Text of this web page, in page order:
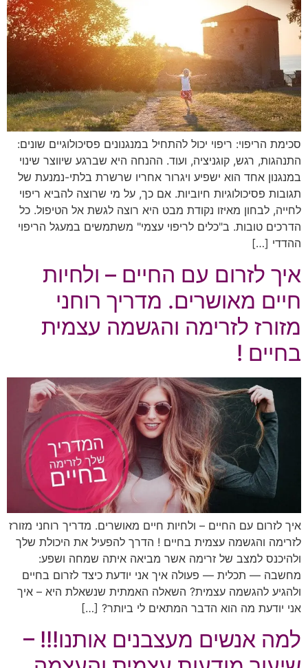
סכימת הריפוי: ריפוי יכול להתחיל במנגנונים פסיכולוגיים שונים:
התנהגות, רגש, קוגניציה, ועוד. ההנחה היא שברגע שיווצר שינוי
במנגנון אחד הוא ישפיע ויגרור אחריו שרשרת בלתי-נמנעת של
תגובות פסיכולוגיות חיוביות. אם כך, על מי שרוצה להביא ריפוי
לחייה, לבחון מאיזו נקודת מבט היא רוצה לגשת אל הטיפול. כל
הדרכים טובות. ב"כלים לריפוי עצמי" משתמשים במעגל הריפוי
ההדדי […]
איך לזרום עם החיים – ולחיות
חיים מאושרים. מדריך רוחני
מזורז לזרימה והגשמה עצמית
בחיים !
איך לזרום עם החיים – ולחיות חיים מאושרים. מדריך רוחני מזורז
לזרימה והגשמה עצמית בחיים ! הדרך להפעיל את היכולת שלך
ולהיכנס למצב של זרימה אשר מביאה איתה שמחה ושפע:
מחשבה — תכלית — פעולה איך אני יודעת כיצד לזרום בחיים
ולהגיע להגשמה עצמית? השאלה האמתית שנשאלת היא – איך
אני יודעת מה הוא הדבר המתאים לי ביותר? […]
למה אנשים מעצבנים אותנו!!! –